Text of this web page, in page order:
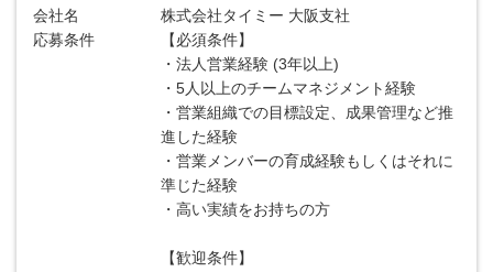
会社名
株式会社タイミー 大阪支社
応募条件
【必須条件】
・法人営業経験 (3年以上)
・5人以上のチームマネジメント経験
・営業組織での目標設定、成果管理など推
進した経験
・営業メンバーの育成経験もしくはそれに
準じた経験
・高い実績をお持ちの方
【歓迎条件】